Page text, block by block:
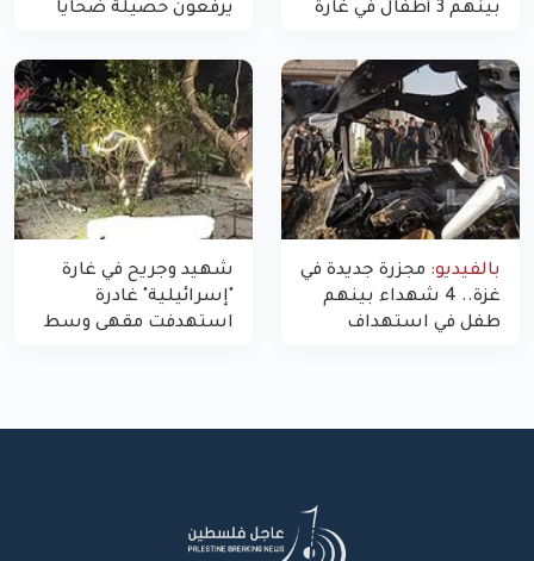
بينهم 3 أطفال في غارة
غزة
يرفعون حصيلة ضحايا
بالفيديو: مجزرة جديدة في
غزة.. 4 شهداء بينهم
طفل في استهداف
شهيد وجريح في غارة
"إسرائيلية" غادرة
استهدفت مقهى وسط